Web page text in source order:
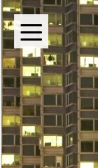
BOUTIQUE